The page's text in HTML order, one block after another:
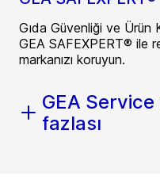
Gıda Güvenliği ve Ürün
GEA SAFEXPERT® ile
markanızı koruyun.
GEA
fazlası